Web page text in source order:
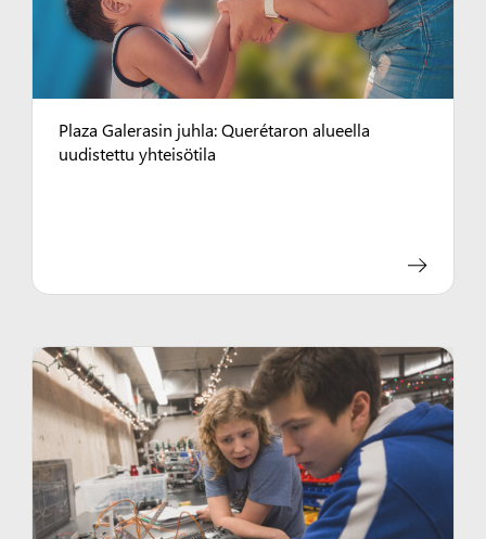
Plaza Galerasin juhla: Querétaron alueella
uudistettu yhteisötila